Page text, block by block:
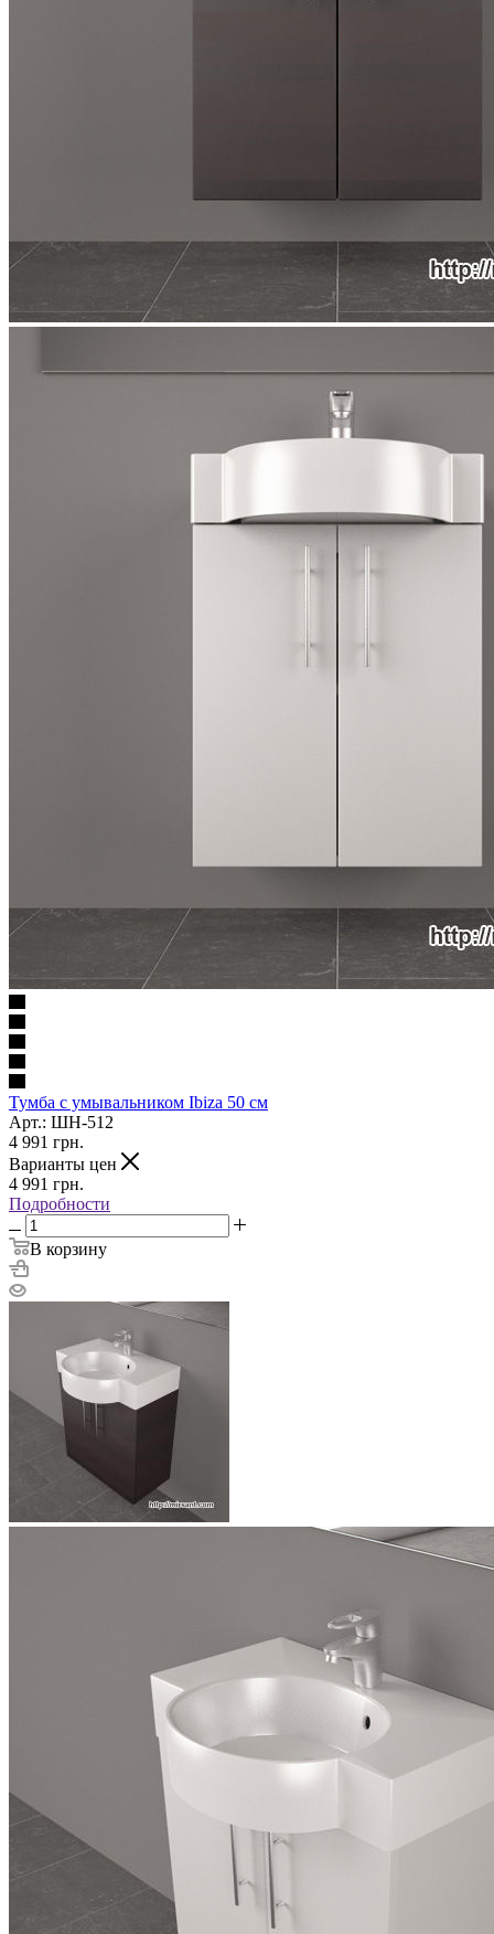
Тумба с умывальником Ibiza 50 см
Арт.: ШН-512
4 991 грн.
Варианты цен
4 991 грн.
Подробности
В корзину